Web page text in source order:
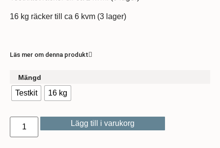
16 kg räcker till ca 6 kvm (3 lager)
Läs mer om denna produkt
Mängd
Testkit 16 kg
Lägg till i varukorg